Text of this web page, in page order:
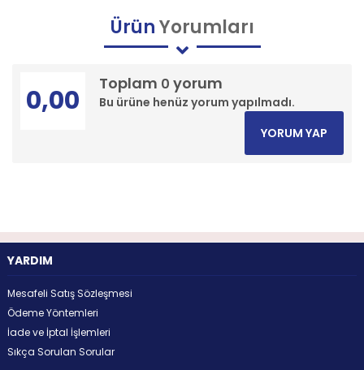
ÜrünYorumları
Toplam 0 yorum
Bu ürüne henüz yorum yapılmadı.
0,00
YORUM YAP
YARDIM
Mesafeli Satış Sözleşmesi
Ödeme Yöntemleri
İade ve İptal İşlemleri
Sıkça Sorulan Sorular